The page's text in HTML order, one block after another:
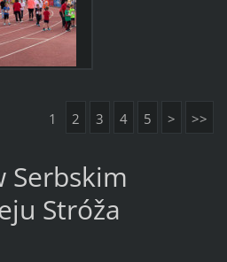
1 2 3 4 5 > >>
Serbskim
Stróža